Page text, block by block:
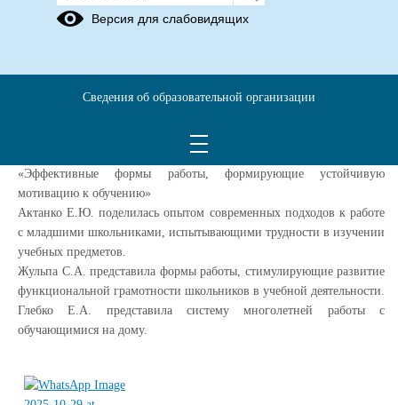
ШМО учителей начальных классов
На школьном методическом объединении учителей начальных
классов «Роль учителя в формировании положительной мотивации
Троицкое 27 октября, педагоги представили работу по темам
самообразования. Бадулина А.А. представила опыт работы по теме
«Эффективные формы работы, формирующие устойчивую
мотивацию к обучению»
Актанко Е.Ю. поделилась опытом современных подходов к работе
с младшими школьниками, испытывающими трудности в изучении
учебных предметов.
Жульпа С.А. представила формы работы, стимулирующие развитие
функциональной грамотности школьников в учебной деятельности.
Глебко Е.А. представила систему многолетней работы с
обучающимися на дому.
Версия для слабовидящих
Сведения об образовательной организации